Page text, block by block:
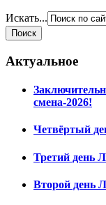
Искать...
Актуальное
смена-2026!
Четвёртый
Третий день
Второй день